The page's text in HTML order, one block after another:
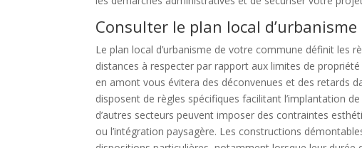
Consulter le plan local d’urbanisme
Le plan local d’urbanisme de votre commune définit les
distances à respecter par rapport aux limites de
en amont vous évitera des déconvenues et des retards
disposent de règles spécifiques facilitant l’implantation
d’autres secteurs peuvent imposer des contraintes
ou l’intégration paysagère. Les constructions